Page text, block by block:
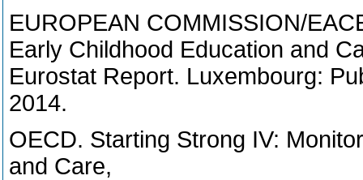
EUROPEAN COMMISSION/
Early Childhood Education and
Eurostat Report. Luxembourg:
2014.
OECD. Starting Strong IV:
and Care,